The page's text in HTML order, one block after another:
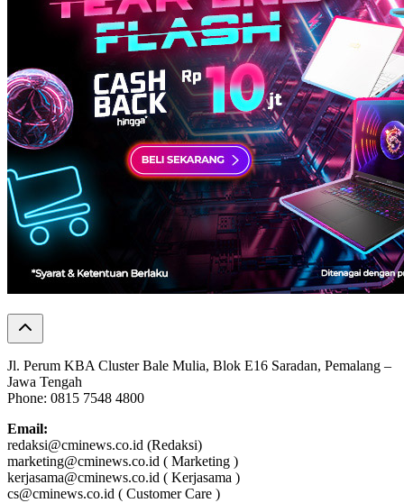
Jl. Perum KBA Cluster Bale Mulia, Blok E16 Saradan, Pemalang –
Jawa Tengah
Phone: 0815 7548 4800
Email:
redaksi@cminews.co.id (Redaksi)
marketing@cminews.co.id ( Marketing )
kerjasama@cminews.co.id ( Kerjasama )
cs@cminews.co.id ( Customer Care )